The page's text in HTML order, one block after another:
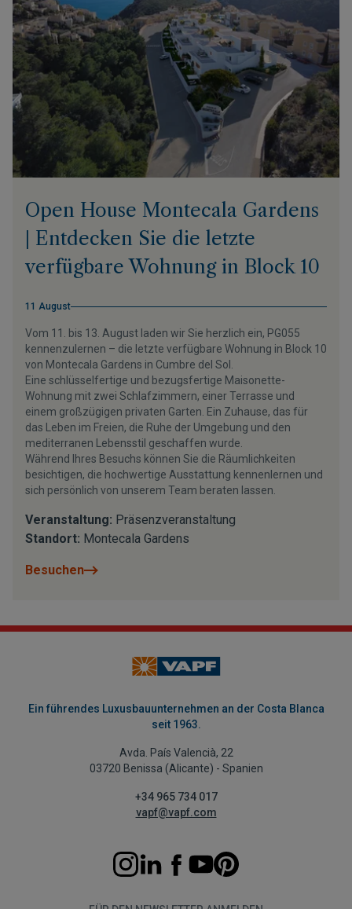
Open House Montecala Gardens
| Entdecken Sie die letzte
verfügbare Wohnung in Block 10
11 August
Vom 11. bis 13. August laden wir Sie herzlich ein, PG055
kennenzulernen – die letzte verfügbare Wohnung in Block 10
von Montecala Gardens in Cumbre del Sol.
Eine schlüsselfertige und bezugsfertige Maisonette-
Wohnung mit zwei Schlafzimmern, einer Terrasse und
einem großzügigen privaten Garten. Ein Zuhause, das für
das Leben im Freien, die Ruhe der Umgebung und den
mediterranen Lebensstil geschaffen wurde.
Während Ihres Besuchs können Sie die Räumlichkeiten
besichtigen, die hochwertige Ausstattung kennenlernen und
sich persönlich von unserem Team beraten lassen.
Veranstaltung: Präsenzveranstaltung
Standort: Montecala Gardens
Besuchen
Ein führendes Luxusbauunternehmen an der Costa Blanca
seit 1963.
Avda. País Valencià, 22
03720 Benissa (Alicante) - Spanien
+34 965 734 017
vapf@vapf.com